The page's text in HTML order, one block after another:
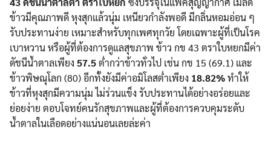
ข้าวมีคุณภาพดี หุงสุกแล้วนุ่ม เหนียวกำลังพอดี มีกลิ่นหอมอ่อน ๆ
รับประทานง่าย เหมาะสำหรับทุกเพศทุกวัย โดยเฉพาะผู้ที่เป็นโรค
เบาหวาน หรือผู้ที่ต้องการดูแลสุขภาพ ข้าว กข 43 ตราใบหยกมีค่า
ดัชนีน้ำตาลเพียง 57.5ต่ำกว่าข้าวทั่วไป เช่น กข 15 (69.1) และ
ข้าวพิษณุโลก (80) อีกทั้งยังมีค่าอมิโลสต่ำเพียง 18.82%ทำให้
ข้าวที่หุงสุกมีความนุ่ม ไม่ร่วนแข็ง รับประทานได้อย่างอร่อยและ
ย่อยง่าย ตอบโจทย์คนรักสุขภาพและผู้ที่ต้องการควบคุมระดับ
น้ำตาลในเลือดอย่างแน่นอนเลยล่ะค่า